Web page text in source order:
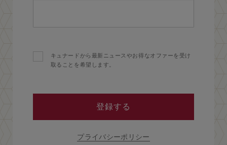
キュナードから最新ニュースやお得なオファーを受け
取ることを希望します。
登録する
プライバシーポリシー